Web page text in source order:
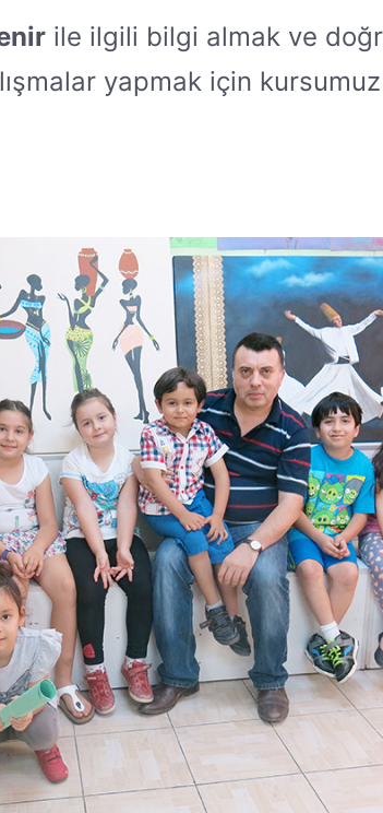
ile ilgili bilgi almak ve
yapmak için